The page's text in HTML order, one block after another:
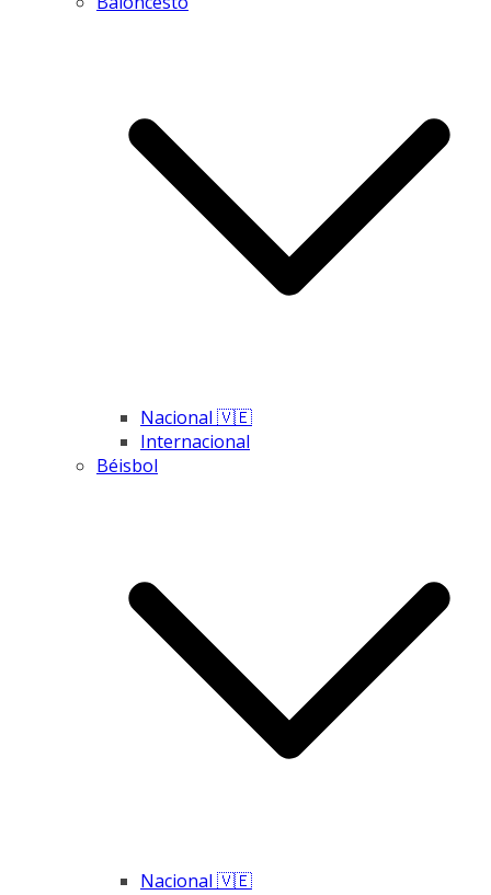
Nacional 🇻🇪
Internacional
Béisbol
Nacional 🇻🇪